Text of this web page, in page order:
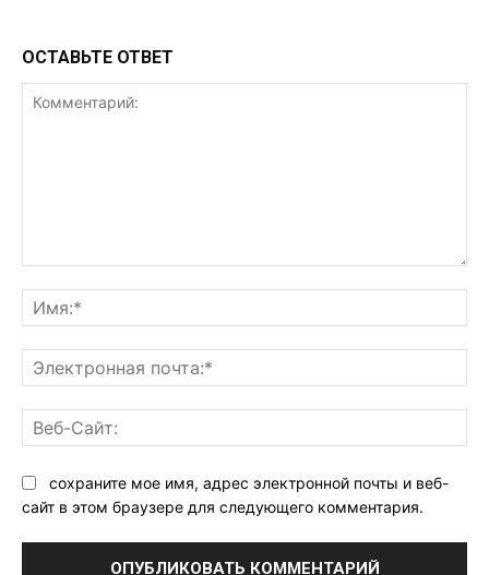
ОСТАВЬТЕ ОТВЕТ
сохраните мое имя, адрес электронной почты и веб-
сайт в этом браузере для следующего комментария.